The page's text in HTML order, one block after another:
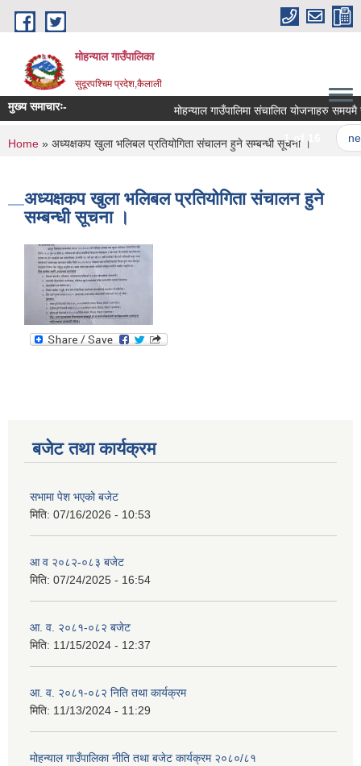
Skip to main content
मोहन्याल गाउँपालिका
सुदूरपश्चिम प्रदेश,कैलाली
मुख्य समाचारः- मोहन्याल गाउँपालिमा संचालित योजनाहरु समयमै
1 of 16
You are here
Home » अध्यक्षकप खुला भलिबल प्रतियोगिता संचालन हुने सम्बन्धी सूचना ।
अध्यक्षकप खुला भलिबल प्रतियोगिता संचालन हुने
सम्बन्धी सूचना ।
बजेट तथा कार्यक्रम
सभामा पेश भएको बजेट
मिति: 07/16/2026 - 10:53
आ व २०८२-०८३ बजेट
मिति: 07/24/2025 - 16:54
आ. व. २०८१-०८२ बजेट
मिति: 11/15/2024 - 12:37
आ. व. २०८१-०८२ निति तथा कार्यक्रम
मिति: 11/13/2024 - 11:29
मोहन्याल गाउँपालिका नीति तथा बजेट कार्यक्रम २०८०/८१